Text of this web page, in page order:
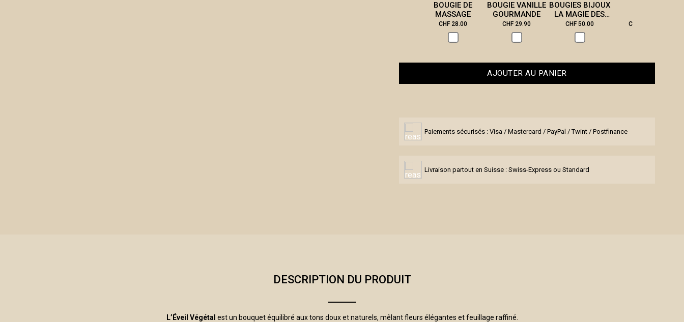
BOUGIE DE
MASSAGE
CHF 28.00
BOUGIE VANILLE
GOURMANDE
CHF 29.90
BOUGIES BIJOUX
LA MAGIE DES
ASTRES
CHF 50.00 CHF 47.00
AJOUTER AU PANIER
Paiements sécurisés : Visa / Mastercard / PayPal / Twint / Postfinance
Livraison partout en Suisse : Swiss-Express ou Standard
DESCRIPTION DU PRODUIT
L’Éveil Végétal est un bouquet équilibré aux tons doux et naturels, mêlant fleurs élégantes et feuillage raffiné.